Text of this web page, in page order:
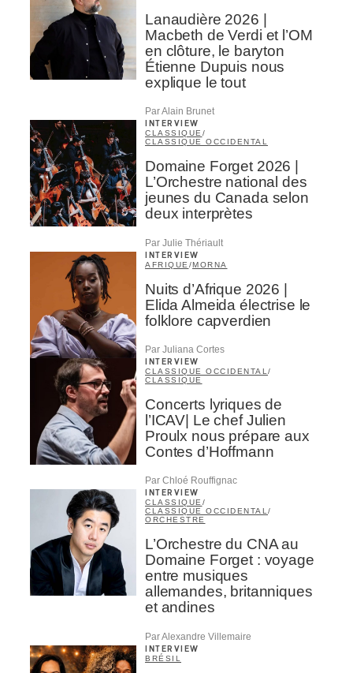
Lanaudière 2026 |
Macbeth de Verdi et l’OM
en clôture, le baryton
Étienne Dupuis nous
explique le tout
Par Alain Brunet
INTERVIEW
CLASSIQUE /
CLASSIQUE OCCIDENTAL
Domaine Forget 2026 |
L’Orchestre national des
jeunes du Canada selon
deux interprètes
Par Julie Thériault
INTERVIEW
AFRIQUE /MORNA
Nuits d’Afrique 2026 |
Elida Almeida électrise le
folklore capverdien
Par Juliana Cortes
INTERVIEW
CLASSIQUE OCCIDENTAL /
CLASSIQUE
Concerts lyriques de
l’ICAV| Le chef Julien
Proulx nous prépare aux
Contes d’Hoffmann
Par Chloé Rouffignac
INTERVIEW
CLASSIQUE/
CLASSIQUE OCCIDENTAL/
ORCHESTRE
L’Orchestre du CNA au
Domaine Forget : voyage
entre musiques
allemandes, britanniques
et andines
Par Alexandre Villemaire
INTERVIEW
BRÉSIL